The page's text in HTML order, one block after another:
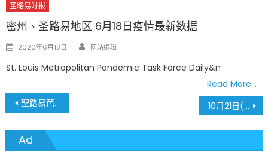
圣路易时报
密州、圣路易地区 6月18日疫情最新数据
Posted
2020年6月18日 Author
网站编辑
St. Louis Metropolitan Pandemic Task Force Daily&n
Read More…
文
章
聖路易芭蕾巨星之夜 譚元元、徐姬 應邀演出 10月21日(週四) Taco Bell贈送免費早餐 人人可得
Ad